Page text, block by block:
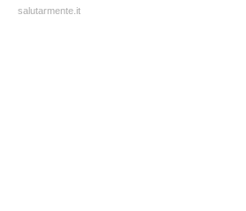
salutarmente.it